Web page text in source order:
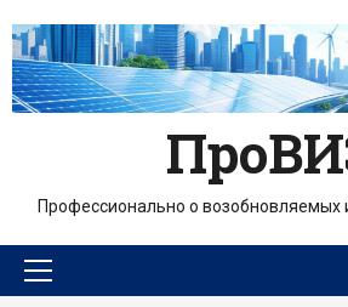
содержимому
Профессионально о возобновляемых
Основное